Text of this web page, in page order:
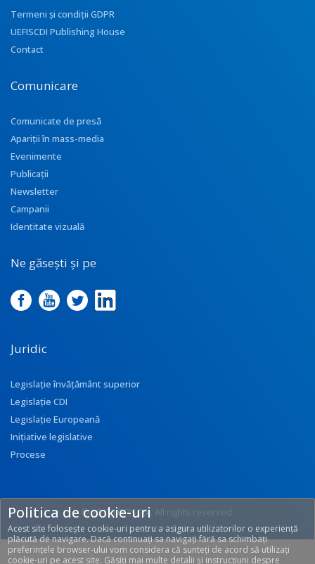
Termeni și condiții GDPR
UEFISCDI Publishing House
Contact
Comunicare
Comunicate de presă
Apariţii în mass-media
Evenimente
Publicații
Newsletter
Campanii
Identitate vizuală
Ne găsești și pe
Juridic
Legislație învățământ superior
Legislație CDI
Legislație Europeană
Inițiative legislative
Procese
© 2017 UEFISCDI. All rights reserved.
[T: 0.3213, O: 113]
Politica de cookie-uri
Acest site folosește cookie-uri pentru a asigura utilizatorilor o experiență
plăcută de navigare. Dacă continuați sa navigați fără sa schimbați
preferințele browser-ului vom considera că sunteți de acord să utilizați
cookie-uri pe acest site. Găsiți mai multe detalii și instrucțiuni despre